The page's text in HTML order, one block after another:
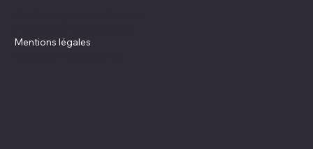
Mentions légales